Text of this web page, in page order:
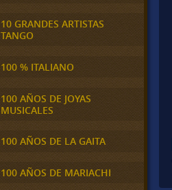
10 GRANDES ARTISTAS
TANGO
100 % ITALIANO
100 AÑOS DE JOYAS
MUSICALES
100 AÑOS DE LA GAITA
100 AÑOS DE MARIACHI